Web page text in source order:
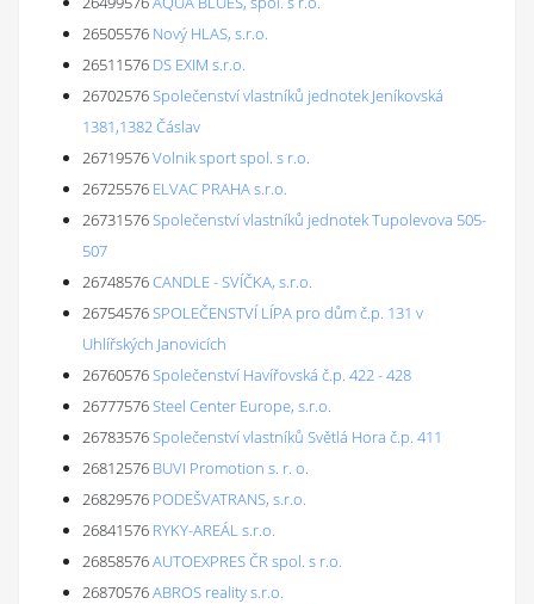
26505576 Nový HLAS, s.r.o.
26511576 DS EXIM s.r.o.
26702576Společenství vlastníků jednotek Jeníkovská
1381,1382 Čáslav
26719576Volnik sport spol. s r.o.
26725576 ELVAC PRAHA s.r.o.
26731576Společenství vlastníků jednotek Tupolevova 505-
507
26748576CANDLE - SVÍČKA, s.r.o.
26754576SPOLEČENSTVÍ LÍPA pro dům č.p. 131 v
Uhlířských Janovicích
26760576Společenství Havířovská č.p. 422 - 428
26777576Steel Center Europe, s.r.o.
26783576Společenství vlastníků Světlá Hora č.p. 411
26812576 BUVI Promotion s. r. o.
26829576 PODEŠVATRANS, s.r.o.
26841576 RYKY-AREÁL s.r.o.
26858576AUTOEXPRES ČR spol. s r.o.
26870576ABROS reality s.r.o.